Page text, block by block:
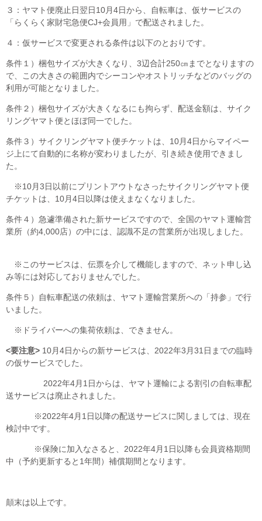
３：ヤマト便廃止日翌日10月4日から、自転車は、仮サービスの
「らくらく家財宅急便CJ+会員用」で配送されました。
４：仮サービスで変更される条件は以下のとおりです。
条件１）梱包サイズが大きくなり、3辺合計250㎝までとなりますの
で、この大きさの範囲内でシーコンやオストリッチなどのバッグの
利用が可能となりました。
条件２）梱包サイズが大きくなるにも拘らず、配送金額は、サイク
リングヤマト便とほぼ同一でした。
条件３）サイクリングヤマト便チケットは、10月4日からマイペー
ジ上にて自動的に名称が変わりましたが、引き続き使用できまし
た。
※10月3日以前にプリントアウトなさったサイクリングヤマト便
チケットは、10月4日以降は使えまなくなりました。
条件４）急遽準備された新サービスですので、全国のヤマト運輸営
業所（約4,000店）の中には、認識不足の営業所が出現しました。
※このサービスは、伝票を介して機能しますので、ネット申し込
み等には対応しておりませんでした。
条件５）自転車配送の依頼は、ヤマト運輸営業所への「持参」で行
いました。
※ドライバーへの集荷依頼は、できません。
<要注意> 10月4日からの新サービスは、2022年3月31日までの臨時
の仮サービスでした。
2022年4月1日からは、ヤマト運輸による割引の自転車配
送サービスは廃止されました。
※2022年4月1日以降の配送サービスに関しましては、現在
検討中です。
※保険に加入なさると、2022年4月1日以降も会員資格期間
中（予約更新すると1年間）補償期間となります。
顛末は以上です。